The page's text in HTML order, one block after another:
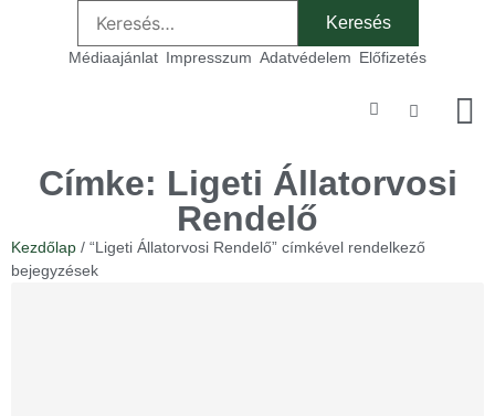
Médiaajánlat Impresszum Adatvédelem Előfizetés
Címke: Ligeti Állatorvosi
Rendelő
Kezdőlap / “Ligeti Állatorvosi Rendelő” címkével rendelkező
bejegyzések